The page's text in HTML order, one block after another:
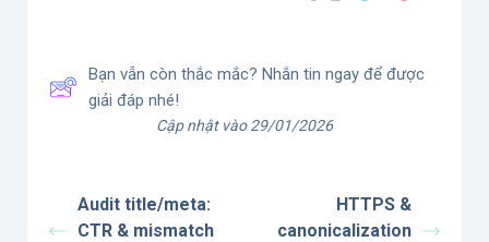
Bạn vẫn còn thắc mắc? Nhắn tin ngay để được
giải đáp nhé!
Cập nhật vào 29/01/2026
Audit title/meta:
CTR & mismatch
HTTPS &
canonicalization